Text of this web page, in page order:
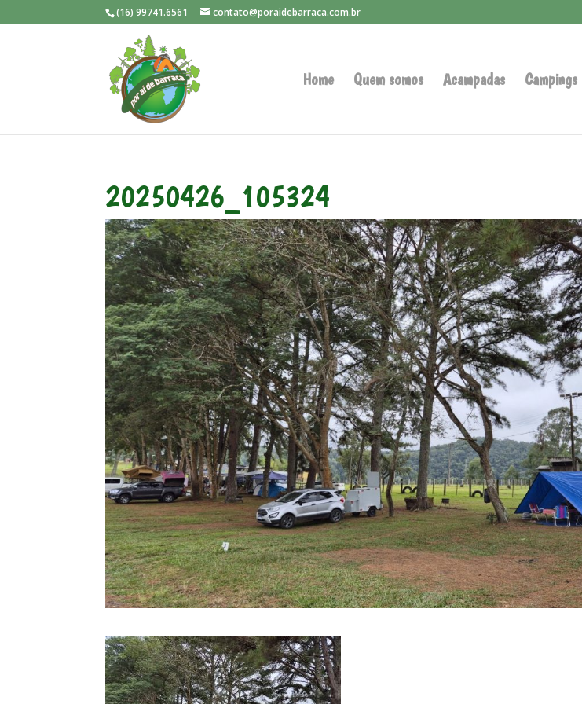
(16) 99741.6561 contato@poraidebarraca.com.br
Home Quem somos Acampadas Campings
20250426_105324